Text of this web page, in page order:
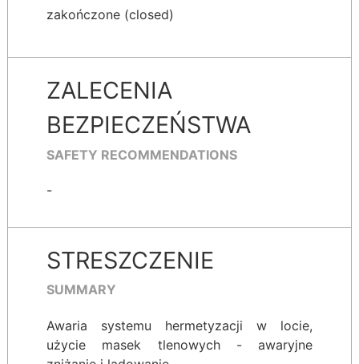
zakończone (closed)
ZALECENIA
BEZPIECZEŃSTWA
SAFETY RECOMMENDATIONS
-
STRESZCZENIE
SUMMARY
Awaria systemu hermetyzacji w locie,
użycie masek tlenowych - awaryjne